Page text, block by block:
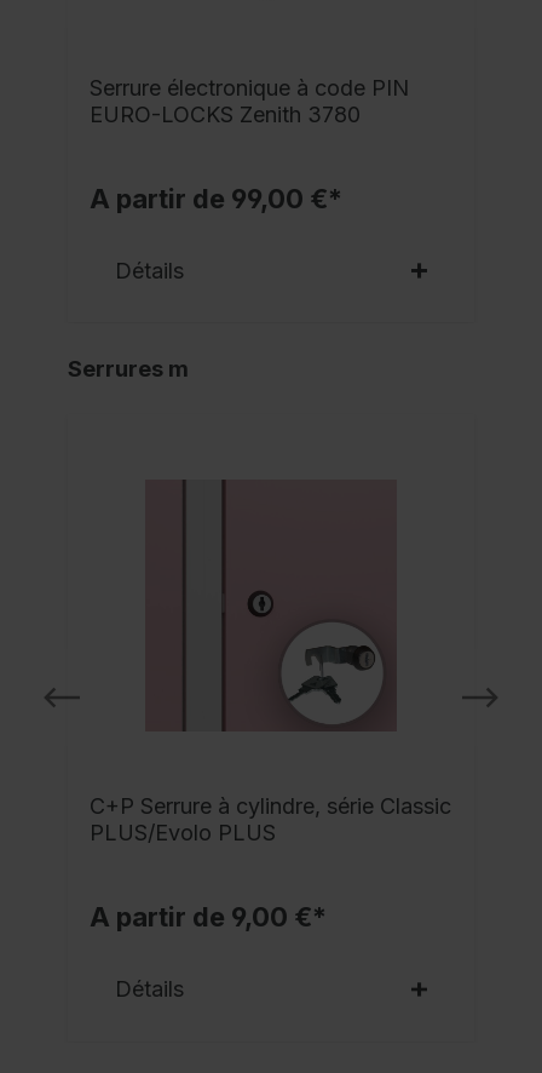
Serrure électronique à code PIN
EURO-LOCKS Zenith 3780
A partir de 99,00 €*
Détails
Serrures m
C+P Serrure à cylindre, série Classic
PLUS/Evolo PLUS
A partir de 9,00 €*
Détails